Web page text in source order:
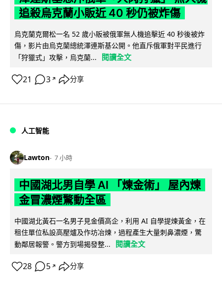
追殺烏克蘭小販近 40 秒仍被炸傷
烏克蘭克爾松一名 52 歲小販被俄軍無人機追擊近 40 秒後被炸
傷，影片由烏克蘭總統澤連斯基公開。他直斥俄軍對平民進行
「狩獵式」攻擊，烏克蘭...
閱讀全文
21 3 ↗ 分享
人工智能
Lawton 7 小時
中國湖北男自學 AI 「煉金術」 屋內煉
金冒濃煙驚動全區
中國湖北黃石一名男子見金價高企，利用 AI 自學提煉黃金，在
租住單位私設高壓爐及作坊冶煉，過程產生大量刺鼻濃煙，驚
動鄰居報警。警方到場揭發整...
閱讀全文
28 5 ↗ 分享